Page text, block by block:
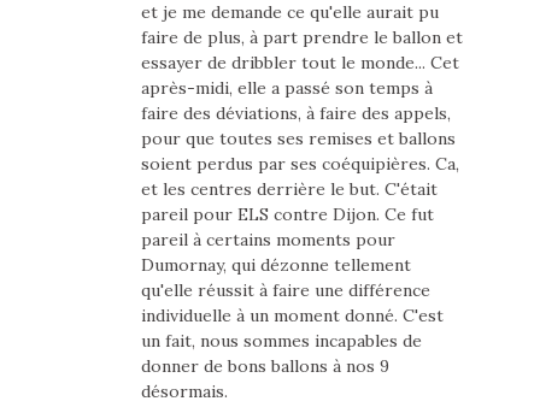
et je me demande ce qu'elle aurait pu
faire de plus, à part prendre le ballon et
essayer de dribbler tout le monde... Cet
après-midi, elle a passé son temps à
faire des déviations, à faire des appels,
pour que toutes ses remises et ballons
soient perdus par ses coéquipières. Ca,
et les centres derrière le but. C'était
pareil pour ELS contre Dijon. Ce fut
pareil à certains moments pour
Dumornay, qui dézonne tellement
qu'elle réussit à faire une différence
individuelle à un moment donné. C'est
un fait, nous sommes incapables de
donner de bons ballons à nos 9
désormais.